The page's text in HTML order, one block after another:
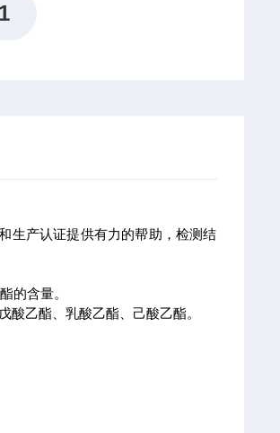
生产认证提供有力的帮助，检测结
的含量。
酸乙酯、乳酸乙酯、己酸乙酯。